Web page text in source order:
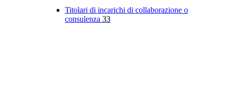
Titolari di incarichi di collaborazione o
consulenza 33